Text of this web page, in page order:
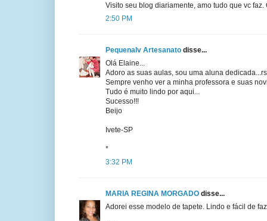
Visito seu blog diariamente, amo tudo que vc
2:50 PM
PequenaIv Artesanato disse...
Olá Elaine...
Adoro as suas aulas, sou uma aluna
Sempre venho ver a minha professora e suas
Tudo é muito lindo por aqui...
Sucesso!!!
Beijo
Ivete-SP
*
3:32 PM
MARIA REGINA MORGADO disse...
Adorei esse modelo de tapete. Lindo e fácil de